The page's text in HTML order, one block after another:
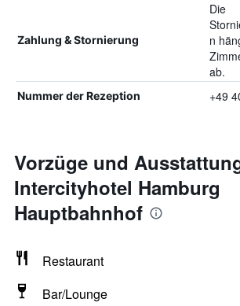
Zahlung & Stornierung
Die
n
ab.
Nummer der Rezeption +49
Vorzüge und
Intercityhotel Hamburg
Hauptbahnhof
Restaurant
Bar/Lounge